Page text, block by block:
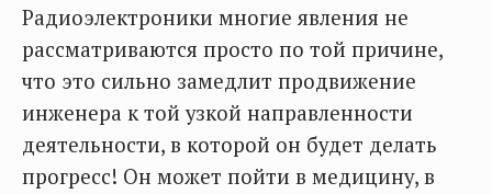
Радиоэлектроники многие явления не
рассматриваются просто по той причине,
что это сильно замедлит продвижение
инженера к той узкой направленности
деятельности, в которой он будет делать
прогресс! Он может пойти в медицину, в